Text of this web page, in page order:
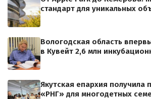
стандарт для уникальных
Вологодская область
в Кувейт 2,6 млн
Якутская епархия
«РНГ» для многодетных